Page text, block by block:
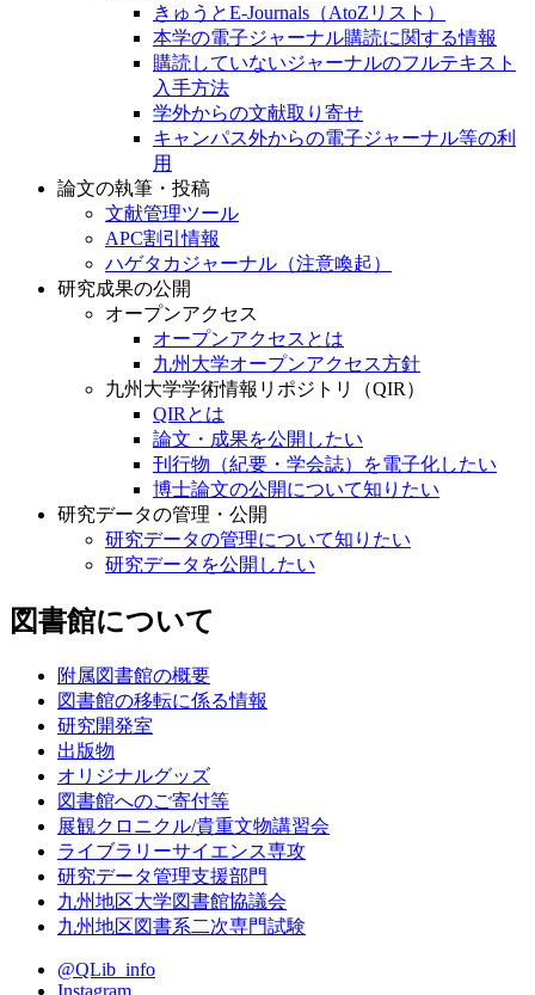
きゅうとE-Journals（AtoZリスト）
本学の電子ジャーナル購読に関する情報
購読していないジャーナルのフルテキスト
入手方法
学外からの文献取り寄せ
キャンパス外からの電子ジャーナル等の利
用
論文の執筆・投稿
文献管理ツール
APC割引情報
ハゲタカジャーナル（注意喚起）
研究成果の公開
オープンアクセス
オープンアクセスとは
九州大学オープンアクセス方針
九州大学学術情報リポジトリ（QIR）
QIRとは
論文・成果を公開したい
刊行物（紀要・学会誌）を電子化したい
博士論文の公開について知りたい
研究データの管理・公開
研究データの管理について知りたい
研究データを公開したい
図書館について
附属図書館の概要
図書館の移転に係る情報
研究開発室
出版物
オリジナルグッズ
図書館へのご寄付等
展観クロニクル/貴重文物講習会
ライブラリーサイエンス専攻
研究データ管理支援部門
九州地区大学図書館協議会
九州地区図書系二次専門試験
@QLib_info
Instagram